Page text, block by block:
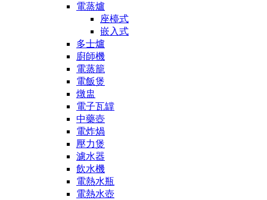
電蒸爐
座檯式
嵌入式
多士爐
廚師機
電蒸籠
電飯煲
燉盅
電子瓦罉
中藥壺
電炸煱
壓力煲
濾水器
飲水機
電熱水瓶
電熱水壺